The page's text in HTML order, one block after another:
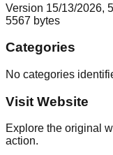
Version 15/13/2026,
5567 bytes
Categories
No categories
Visit Website
Explore the original
action.